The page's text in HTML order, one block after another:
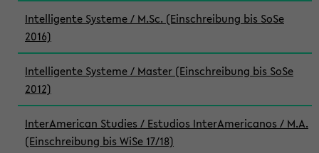
Intelligente Systeme / M.Sc. (Einschreibung bis SoSe
2016)
Intelligente Systeme / Master (Einschreibung bis SoSe
2012)
InterAmerican Studies / Estudios InterAmericanos / M.A.
(Einschreibung bis WiSe 17/18)